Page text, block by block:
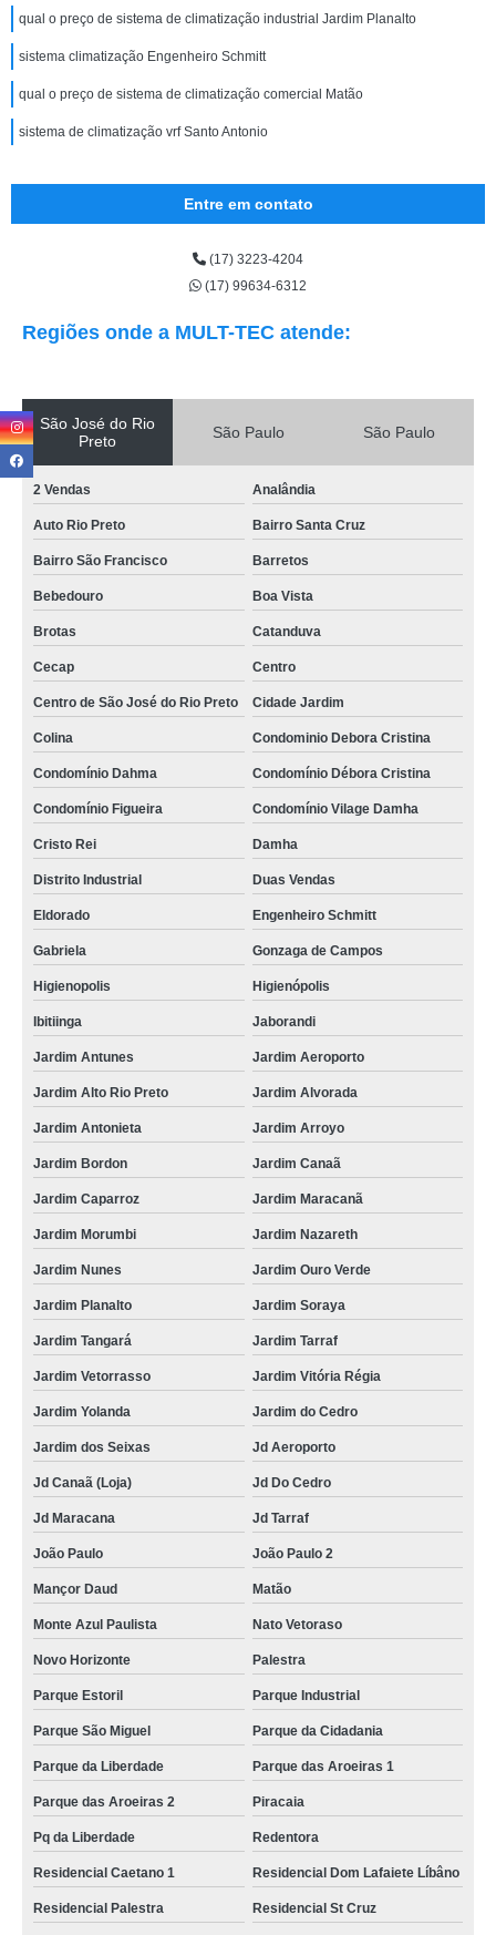
qual o preço de sistema de climatização industrial Jardim Planalto
sistema climatização Engenheiro Schmitt
qual o preço de sistema de climatização comercial Matão
sistema de climatização vrf Santo Antonio
Entre em contato
(17) 3223-4204
(17) 99634-6312
Regiões onde a MULT-TEC atende:
São José do Rio
Preto
São Paulo São Paulo
2 Vendas Analândia
Auto Rio Preto Bairro Santa Cruz
Bairro São Francisco Barretos
Bebedouro Boa Vista
Brotas Catanduva
Cecap Centro
Centro de São José do Rio Preto Cidade Jardim
Colina Condominio Debora Cristina
Condomínio Dahma Condomínio Débora Cristina
Condomínio Figueira Condomínio Vilage Damha
Cristo Rei Damha
Distrito Industrial Duas Vendas
Eldorado Engenheiro Schmitt
Gabriela Gonzaga de Campos
Higienopolis Higienópolis
Ibitiinga Jaborandi
Jardim Antunes Jardim Aeroporto
Jardim Alto Rio Preto Jardim Alvorada
Jardim Antonieta Jardim Arroyo
Jardim Bordon Jardim Canaã
Jardim Caparroz Jardim Maracanã
Jardim Morumbi Jardim Nazareth
Jardim Nunes Jardim Ouro Verde
Jardim Planalto Jardim Soraya
Jardim Tangará Jardim Tarraf
Jardim Vetorrasso Jardim Vitória Régia
Jardim Yolanda Jardim do Cedro
Jardim dos Seixas Jd Aeroporto
Jd Canaã (Loja) Jd Do Cedro
Jd Maracana Jd Tarraf
João Paulo João Paulo 2
Mançor Daud Matão
Monte Azul Paulista Nato Vetoraso
Novo Horizonte Palestra
Parque Estoril Parque Industrial
Parque São Miguel Parque da Cidadania
Parque da Liberdade Parque das Aroeiras 1
Parque das Aroeiras 2 Piracaia
Pq da Liberdade Redentora
Residencial Caetano 1 Residencial Dom Lafaiete Líbâno
Residencial Palestra Residencial St Cruz